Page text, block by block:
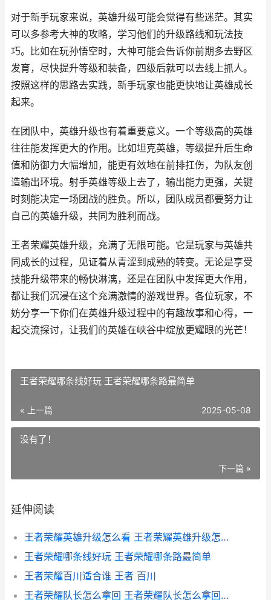
对于新手玩家来说，英雄升级可能会觉得有些迷茫。其实
可以多参考大神的攻略，学习他们的升级路线和玩法技
巧。比如在玩孙悟空时，大神可能会告诉你前期多去野区
发育，尽快提升等级和装备，四级后就可以去线上抓人。
按照这样的思路去实践，新手玩家也能更快地让英雄成长
起来。
在团队中，英雄升级也有着重要意义。一个等级高的英雄
往往能发挥更大的作用。比如坦克英雄，等级提升后生命
值和防御力大幅增加，能更有效地在前排扛伤，为队友创
造输出环境。射手英雄等级上去了，输出能力更强，关键
时刻能决定一场团战的胜负。所以，团队成员都要努力让
自己的英雄升级，共同为胜利而战。
王者荣耀英雄升级，充满了无限可能。它是玩家与英雄共
同成长的过程，见证着从青涩到成熟的转变。无论是享受
技能升级带来的畅快淋漓，还是在团队中发挥更大作用，
都让我们沉浸在这个充满激情的游戏世界。各位玩家，不
妨分享一下你们在英雄升级过程中的有趣故事和心得，一
起交流探讨，让我们的英雄在峡谷中绽放更耀眼的光芒！
王者荣耀哪条线好玩 王者荣耀哪条路最简单
« 上一篇 2025-05-08
没有了！
下一篇 »
延伸阅读
王者荣耀英雄升级怎么看 王者荣耀英雄升级怎么看战力
王者荣耀哪条线好玩 王者荣耀哪条路最简单
王者荣耀百川适合谁 王者 百川
王者荣耀队长怎么拿回 王者荣耀队长怎么拿回碎片